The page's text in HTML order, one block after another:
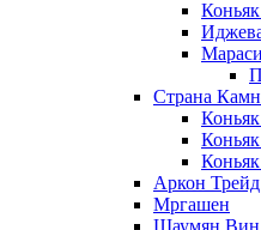
Мараси
Страна
Аркон Трейд
Мргашен
Шаумян Вин